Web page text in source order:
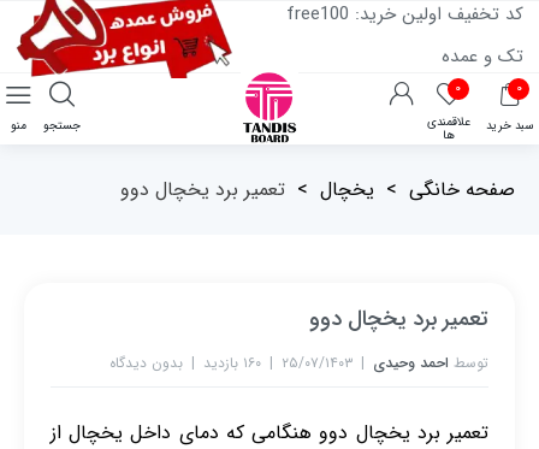
کد تخفیف اولین خرید: free100
تک و عمده
۰
سبد خرید
۰
علاقمندی
ها
منو جستجو
صفحه خانگی > یخچال > تعمیر برد یخچال دوو
تعمیر برد یخچال دوو
توسط احمد وحیدی ۲۵/۰۷/۱۴۰۳ ۱۶۰ بازدید بدون دیدگاه
تعمیر برد یخچال دوو هنگامی که دمای داخل یخچال از